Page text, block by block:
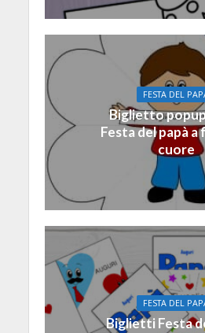
FESTA DEL
Biglietto
Festa del papà a
cuore
FESTA DEL
Biglietti Festa